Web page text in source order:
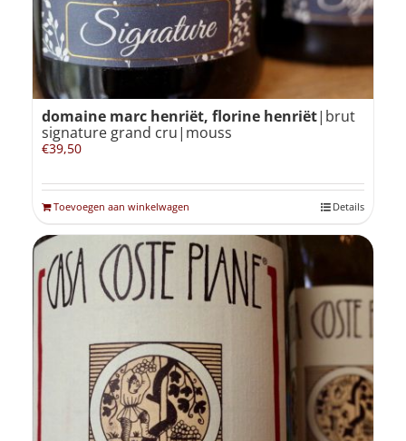
domaine marc henriët, florine henriët|brut
signature grand cru|mouss
€39,50
Toevoegen aan winkelwagen Details